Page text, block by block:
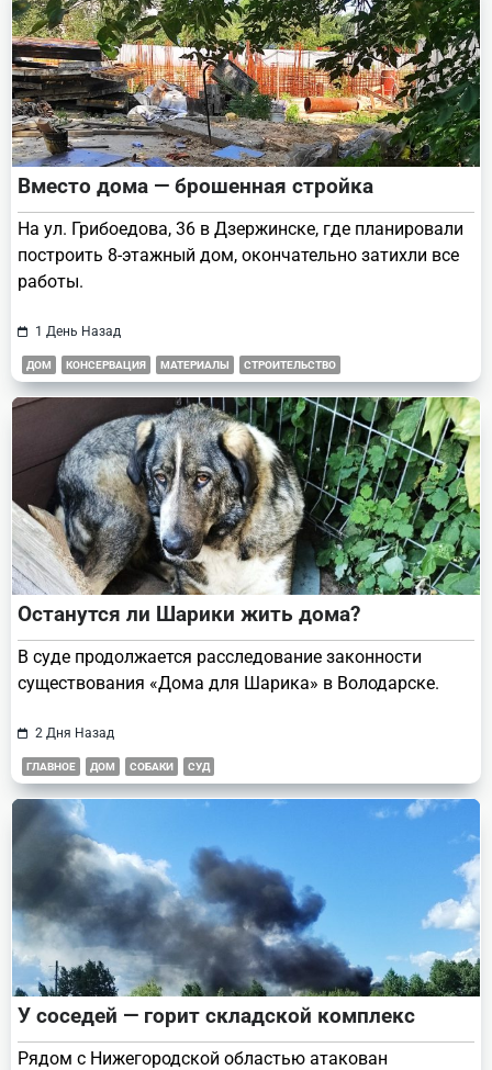
Вместо дома — брошенная стройка
На ул. Грибоедова, 36 в Дзержинске, где планировали
построить 8-этажный дом, окончательно затихли все
работы.
1 День Назад
ДОМ КОНСЕРВАЦИЯ МАТЕРИАЛЫ СТРОИТЕЛЬСТВО
Останутся ли Шарики жить дома?
В суде продолжается расследование законности
существования «Дома для Шарика» в Володарске.
2 Дня Назад
ГЛАВНОЕ ДОМ СОБАКИ СУД
У соседей — горит складской комплекс
Рядом с Нижегородской областью атакован